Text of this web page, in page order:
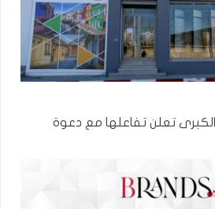
الكبرى تعلن تفاعلها مع دعوة